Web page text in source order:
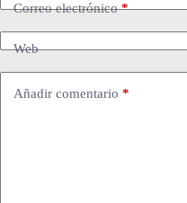
Correo electrónico*
Web
Añadir comentario *